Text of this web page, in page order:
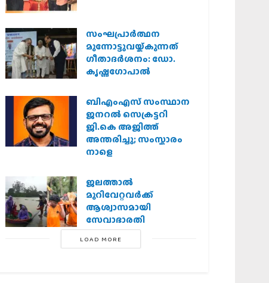
സംഘപ്രാര്‍ത്ഥന
മുന്നോട്ടുവയ്ക്കുന്നത്
ഗീതാദര്‍ശനം: ഡോ.
കൃഷ്ണഗോപാല്‍
ബിഎംഎസ് സംസ്ഥാന
ജനറൽ സെക്രട്ടറി
ജി.കെ അജിത്ത്
അന്തരിച്ചു; സംസ്കാരം
നാളെ
ജലത്താല്‍
മുറിവേറ്റവര്‍ക്ക്
ആശ്വാസമായി
സേവാഭാരതി
LOAD MORE